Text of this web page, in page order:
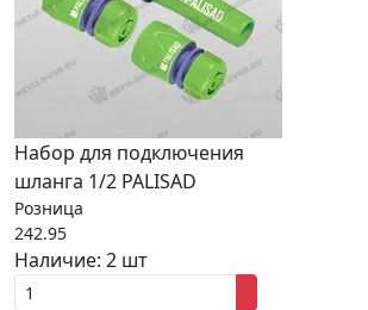
Набор для подключения
шланга 1/2 PALISAD
Розница
242.95
Наличие: 2 шт